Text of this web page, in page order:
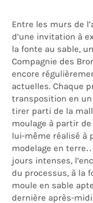
Entre les murs de
d’une invitation à
la fonte au sable,
Compagnie des
encore
actuelles. Chaque
transposition en un
tirer parti de la
moulage à partir
lui-même réalisé à
modelage en
jours intenses,
du processus, à la
moule en sable
dernière après-